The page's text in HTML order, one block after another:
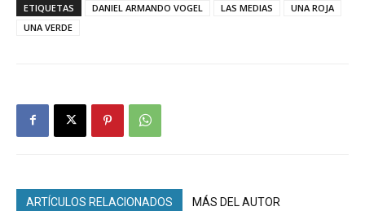
ETIQUETAS DANIEL ARMANDO VOGEL LAS MEDIAS
UNA ROJA
UNA VERDE
ARTÍCULOS RELACIONADOS MÁS DEL AUTOR